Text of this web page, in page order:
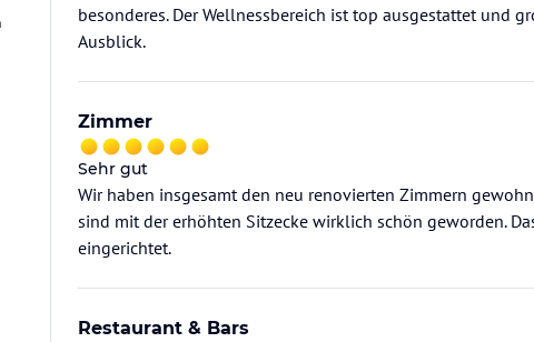
besonderes. Der Wellnessbereich ist top ausgestattet und
Ausblick.
Zimmer
Sehr gut
Wir haben insgesamt den neu renovierten Zimmern
sind mit der erhöhten Sitzecke wirklich schön geworden.
eingerichtet.
Restaurant & Bars